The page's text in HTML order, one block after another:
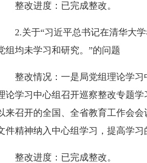
整改进度：已完成整改。
2.关于“习近平总书记在清华大学
组均未学习和研究。”的问题
整改情况：一是局党组理论学习中
论学习中心组召开巡察整改专题
来召开的全国、全省教育工作会
件精神纳入中心组学习，提高学习
整改进度：已完成整改。